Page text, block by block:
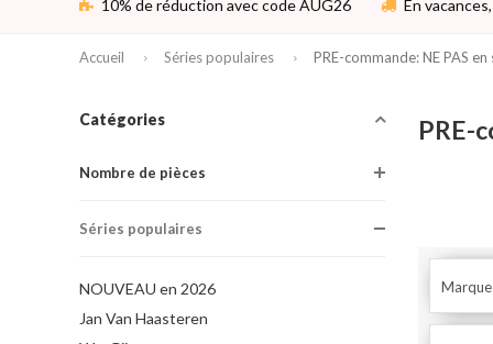
10% de réduction avec code AUG26 En
Accueil Séries populaires PRE-commande: NE PAS
Catégories
Nombre de pièces
Séries populaires
NOUVEAU en 2026
Jan Van Haasteren
PRE-